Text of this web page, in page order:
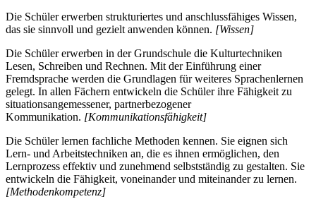
Die Schüler erwerben strukturiertes und anschlussfähiges Wissen,
das sie sinnvoll und gezielt anwenden können. [Wissen]
Die Schüler erwerben in der Grundschule die Kulturtechniken
Lesen, Schreiben und Rechnen. Mit der Einführung einer
Fremdsprache werden die Grundlagen für weiteres Sprachenlernen
gelegt. In allen Fächern entwickeln die Schüler ihre Fähigkeit zu
situationsangemessener, partnerbezogener
Kommunikation. [Kommunikationsfähigkeit]
Die Schüler lernen fachliche Methoden kennen. Sie eignen sich
Lern- und Arbeitstechniken an, die es ihnen ermöglichen, den
Lernprozess effektiv und zunehmend selbstständig zu gestalten. Sie
entwickeln die Fähigkeit, voneinander und miteinander zu lernen.
[Methodenkompetenz]